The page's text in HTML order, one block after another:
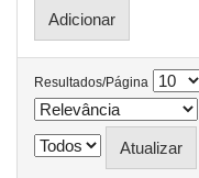
Resultados/Página